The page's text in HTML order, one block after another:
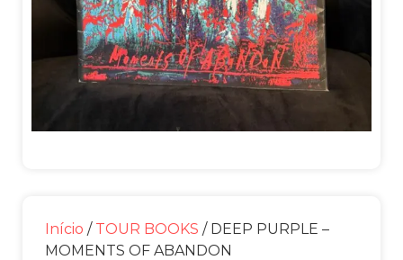
Início / TOUR BOOKS / DEEP PURPLE –
MOMENTS OF ABANDON